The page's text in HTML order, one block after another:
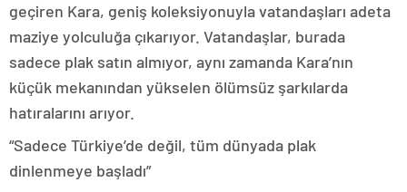
geçiren Kara, geniş koleksiyonuyla vatandaşları adeta
maziye yolculuğa çıkarıyor. Vatandaşlar, burada
sadece plak satın almıyor, aynı zamanda Kara’nın
küçük mekanından yükselen ölümsüz şarkılarda
hatıralarını arıyor.
“Sadece Türkiye’de değil, tüm dünyada plak
dinlenmeye başladı”